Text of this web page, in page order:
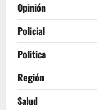
Opinión
Policial
Politica
Región
Salud